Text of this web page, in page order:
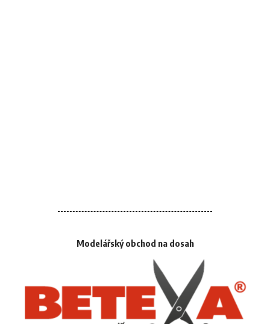
Modelářský obchod na dosah